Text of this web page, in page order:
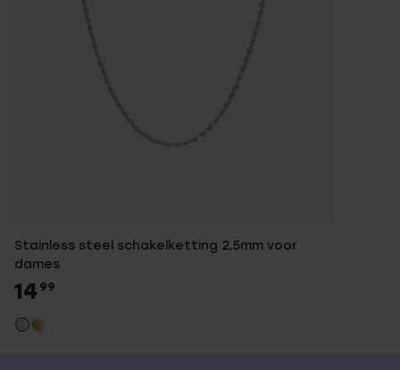
Stainless steel schakelketting 2,5mm voor
dames
14 99